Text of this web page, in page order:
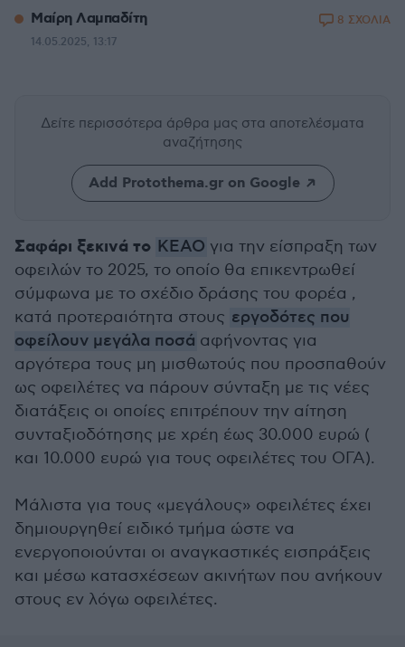
Μαίρη Λαμπαδίτη
14.05.2025, 13:17
8 ΣΧΟΛΙΑ
Δείτε περισσότερα άρθρα μας στα αποτελέσματα
αναζήτησης
Add Protothema.gr on Google
Σαφάρι ξεκινά το ΚΕΑΟ για την είσπραξη των
οφειλών το 2025, το οποίο θα επικεντρωθεί
σύμφωνα με το σχέδιο δράσης του φορέα ,
κατά προτεραιότητα στους εργοδότες που
οφείλουν μεγάλα ποσά αφήνοντας για
αργότερα τους μη μισθωτούς που προσπαθούν
ως οφειλέτες να πάρουν σύνταξη με τις νέες
διατάξεις οι οποίες επιτρέπουν την αίτηση
συνταξιοδότησης με χρέη έως 30.000 ευρώ (
και 10.000 ευρώ για τους οφειλέτες του ΟΓΑ).
Μάλιστα για τους «μεγάλους» οφειλέτες έχει
δημιουργηθεί ειδικό τμήμα ώστε να
ενεργοποιούνται οι αναγκαστικές εισπράξεις
και μέσω κατασχέσεων ακινήτων που ανήκουν
στους εν λόγω οφειλέτες.